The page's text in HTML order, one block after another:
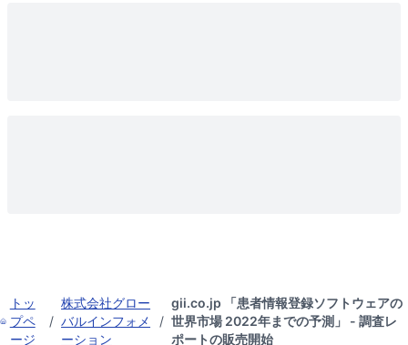
トッ
プペ
ージ
/
株式会社グロー
バルインフォメ
ーション
/
gii.co.jp 「患者情報登録ソフトウェアの
世界市場 2022年までの予測」 - 調査レ
ポートの販売開始